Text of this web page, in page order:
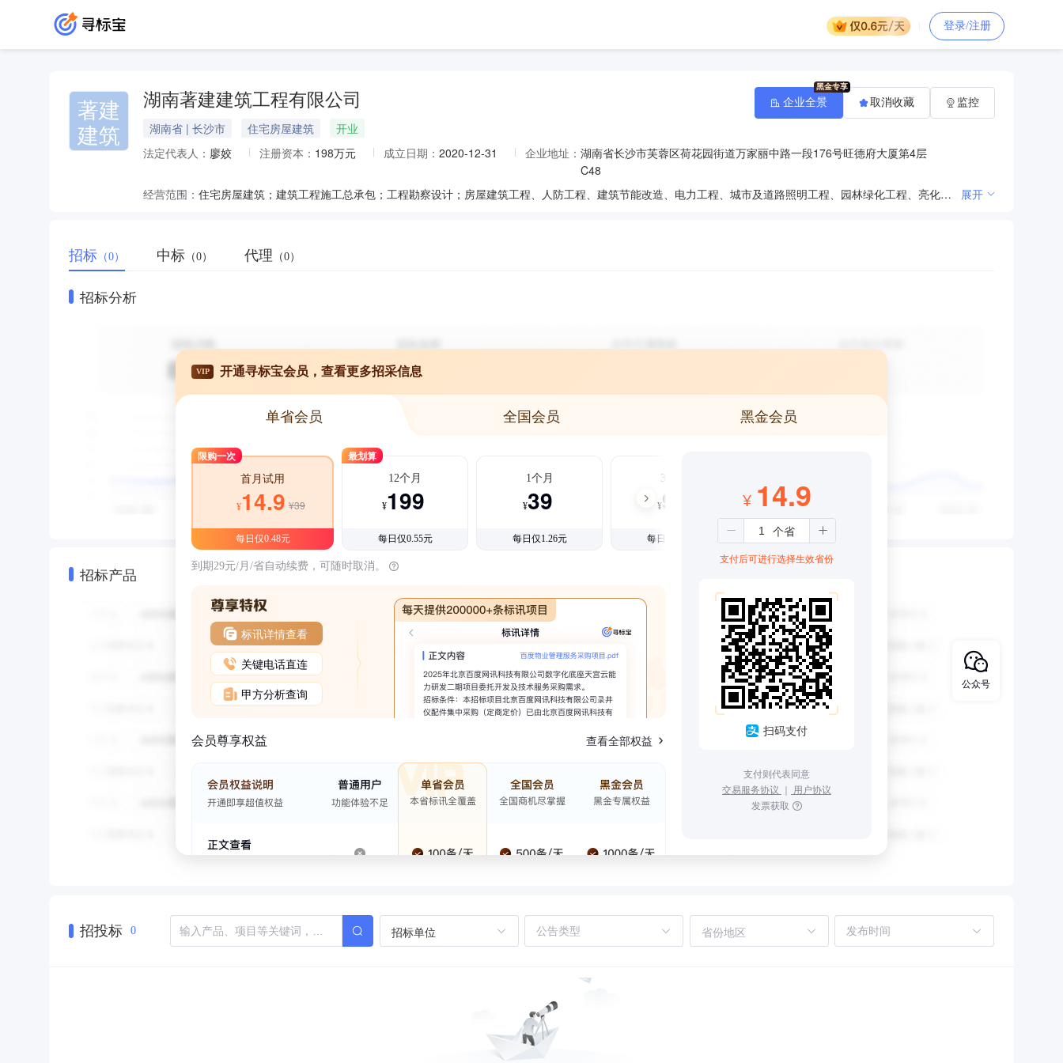
登录/注册
著建
建筑
湖南著建建筑工程有限公司
湖南省 | 长沙市 住宅房屋建筑
开业
法定代表人： 廖姣 注册资本： 198万元 成立日期： 2020-12-31 企业地址： 湖南省长沙市芙蓉区荷花园街道万家丽中路一段176号旺德府大厦第4层
C48
经营范围：
住宅房屋建筑；建筑工程施工总承包；工程勘察设计；房屋建筑工程、人防工程、建筑节能改造、电力工程、城市及道路照明工程、园林绿化工程、亮化工程、水利水电工程、建设工程、景观和绿地设施、交通设施工程施工；建筑行业建筑工程、建筑装饰工程、建筑幕墙工程、建筑节能改造设计；建筑装修装饰工程、建筑幕墙工程、钢结构工程、地基与基础工程专业承包；工程装饰；建筑钢结构、预制构件工程安装服务；混凝土预制件销售；建筑工程机械与设备经营租赁；城市基础设施建设；政府公用工程及配套设施、保障房及配套设施项目的建设与管理；古建筑工程服务；新材料、新设备、节能及环保产品工程的设计、施工；建筑科技的技术开发、咨询服务；对外承包工程业务；工程咨询。（依法须经批准的项目，经相关部门批准后方可开展经营活动，未经批准不得从事P2P网贷、股权众筹、互联网保险、资管及跨界从事金融、第三方支付、虚拟货币交易、ICO、非法外汇等互联网金融业务） 展开
企业全景 取消收藏 监控
招标 （0） 中标 （0） 代理 （0）
招标分析
招标产品
VIP 开通寻标宝会员，查看更多招采信息
单省会员 全国会员 黑金会员
限购一次
首月试用
¥14.9 ¥39
每日仅0.48元
最划算
12个月
¥199
每日仅0.55元
1个月
¥39
每日仅1.26元
3个月
¥99
每日仅1.08元
到期29元/月/省自动续费，可随时取消。
标讯详情查看
关键电话直连
甲方分析查询
会员尊享权益 查看全部权益
¥ 14.9
支付后可进行选择生效省份
扫码支付
支付则代表同意
交易服务协议 ｜ 用户协议
发票获取
招投标 0 招标单位 省份地区
公众号